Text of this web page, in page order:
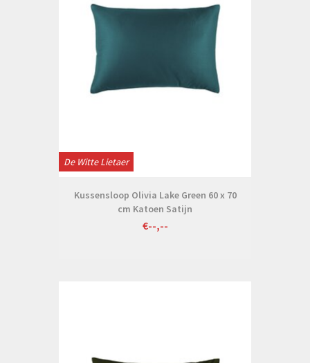
De Witte Lietaer
Kussensloop Olivia Lake Green 60 x 70
cm Katoen Satijn
€--,--